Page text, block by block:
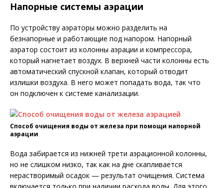
Напорные системы аэрации
По устройству аэраторы можно разделить на
безнапорные и работающие под напором. Напорный
аэратор состоит из колонны аэрации и компрессора,
который нагнетает воздух. В верхней части колонны есть
автоматический спускной клапан, который отводит
излишки воздуха. В него может попадать вода, так что
он подключен к системе канализации.
Способ очищения воды от железа при помощи напорной
аэрации
Вода забирается из нижней трети аэрационной колонны,
но не слишком низко, так как на дне скапливается
нерастворимый осадок — результат очищения. Система